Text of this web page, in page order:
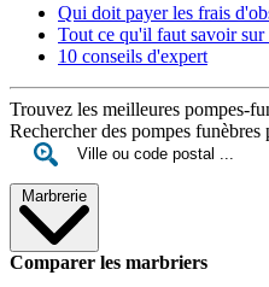
Qui doit payer les frais
Tout ce qu'il faut savoir sur
10 conseils d'expert
Trouvez les meilleures pompes-
Rechercher des pompes
Marbrerie
Comparer les marbriers